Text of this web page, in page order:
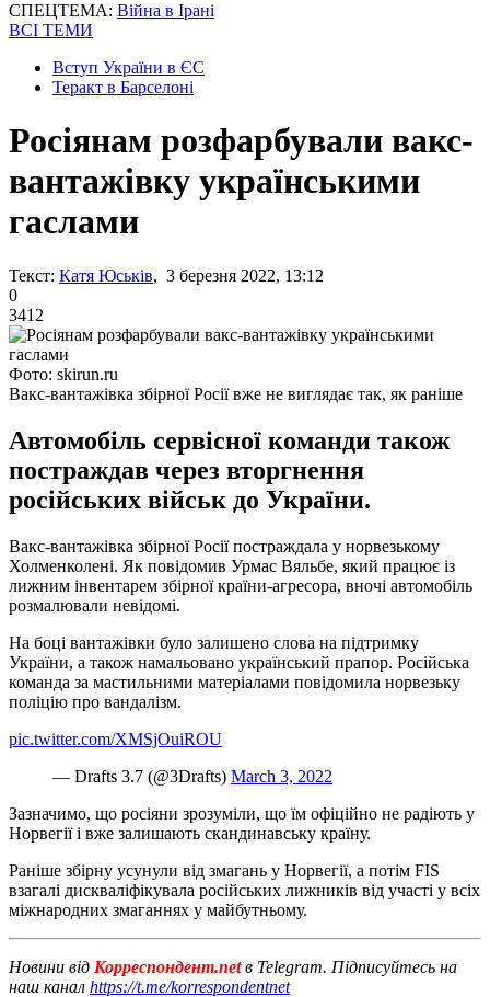
СПЕЦТЕМА: Війна в Ірані
ВСІ ТЕМИ
Вступ України в ЄС
Теракт в Барселоні
Росіянам розфарбували вакс-
вантажівку українськими
гаслами
Текст: Катя Юськів, 3 березня 2022, 13:12
0
3412
Фото: skirun.ru
Вакс-вантажівка збірної Росії вже не виглядає так, як раніше
Автомобіль сервісної команди також
постраждав через вторгнення
російських військ до України.
Вакс-вантажівка збірної Росії постраждала у норвезькому
Холменколені. Як повідомив Урмас Вяльбе, який працює із
лижним інвентарем збірної країни-агресора, вночі автомобіль
розмалювали невідомі.
На боці вантажівки було залишено слова на підтримку
України, а також намальовано український прапор. Російська
команда за мастильними матеріалами повідомила норвезьку
поліцію про вандалізм.
pic.twitter.com/XMSjOuiROU
— Drafts 3.7 (@3Drafts) March 3, 2022
Зазначимо, що росіяни зрозуміли, що їм офіційно не радіють у
Норвегії і вже залишають скандинавську країну.
Раніше збірну усунули від змагань у Норвегії, а потім FIS
взагалі дискваліфікувала російських лижників від участі у всіх
міжнародних змаганнях у майбутньому.
Новини від Корреспондент.netв Telegram. Підписуйтесь на
наш канал https://t.me/korrespondentnet